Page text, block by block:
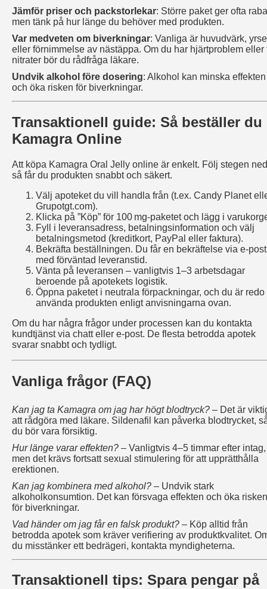
Jämför priser och packstorlekar: Större paket ger ofta
men tänk på hur länge du behöver med produkten.
Var medveten om biverkningar: Vanliga är huvudvärk,
eller förnimmelse av nästäppa. Om du har hjärtproblem eller
nitrater bör du rådfråga läkare.
Undvik alkohol före dosering: Alkohol kan minska effekten
och öka risken för biverkningar.
Transaktionell guide: Så beställer du
Kamagra Online
Att köpa Kamagra Oral Jelly online är enkelt. Följ stegen
så får du produkten snabbt och säkert.
Välj apoteket du vill handla från (t.ex. Candy Planet
Grupotgt.com).
Klicka på ”Köp” för 100 mg‑paketet och lägg i
Fyll i leveransadress, betalningsinformation och välj
betalningsmetod (kreditkort, PayPal eller faktura).
Bekräfta beställningen. Du får en bekräftelse via e-post
med förväntad leveranstid.
Vänta på leveransen – vanligtvis 1–3 arbetsdagar
beroende på apotekets logistik.
Öppna paketet i neutrala förpackningar, och du är redo
använda produkten enligt anvisningarna ovan.
Om du har några frågor under processen kan du kontakta
kundtjänst via chatt eller e-post. De flesta betrodda apotek
svarar snabbt och tydligt.
Vanliga frågor (FAQ)
Kan jag ta Kamagra om jag har högt blodtryck? – Det är
att rådgöra med läkare. Sildenafil kan påverka blodtrycket,
du bör vara försiktig.
Hur länge varar effekten? – Vanligtvis 4–5 timmar efter intag,
men det krävs fortsatt sexual stimulering för att upprätthålla
erektionen.
Kan jag kombinera med alkohol? – Undvik stark
alkoholkonsumtion. Det kan försvaga effekten och öka risken
för biverkningar.
Vad händer om jag får en falsk produkt? – Köp alltid från
betrodda apotek som kräver verifiering av produktkvalitet.
du misstänker ett bedrägeri, kontakta myndigheterna.
Transaktionell tips: Spara pengar på